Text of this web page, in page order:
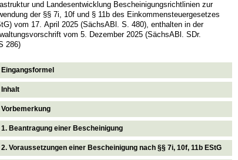
und Landesentwicklung Bescheinigungsrichtlinien zur
der §§ 7i, 10f und § 11b des Einkommensteuergesetzes
vom 17. April 2025 (SächsABl. S. 480), enthalten in der
vom 5. Dezember 2025 (SächsABl. SDr.
286)
Eingangsformel
Inhalt
Vorbemerkung
1. Beantragung einer Bescheinigung
2. Voraussetzungen einer Bescheinigung nach §§ 7i, 10f, 11b EStG